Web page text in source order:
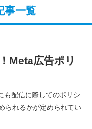
事一覧
Meta広告ポリ
も配信に際してのポリシ
られるかが定められてい